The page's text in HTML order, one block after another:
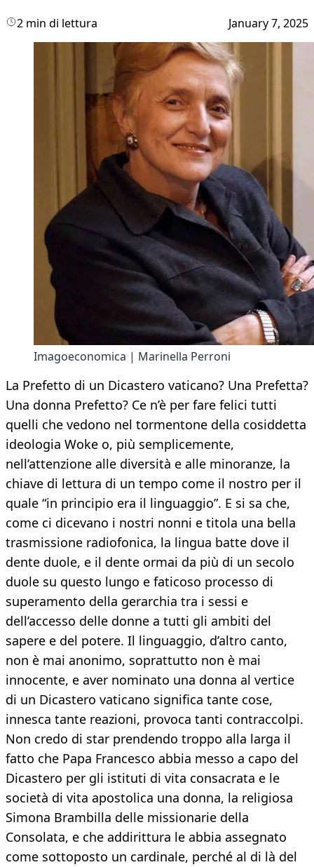
2 min di lettura January 7, 2025
Imagoeconomica | Marinella Perroni
La Prefetto di un Dicastero vaticano? Una Prefetta?
Una donna Prefetto? Ce n’è per fare felici tutti
quelli che vedono nel tormentone della cosiddetta
ideologia Woke o, più semplicemente,
nell’attenzione alle diversità e alle minoranze, la
chiave di lettura di un tempo come il nostro per il
quale “in principio era il linguaggio”. E si sa che,
come ci dicevano i nostri nonni e titola una bella
trasmissione radiofonica, la lingua batte dove il
dente duole, e il dente ormai da più di un secolo
duole su questo lungo e faticoso processo di
superamento della gerarchia tra i sessi e
dell’accesso delle donne a tutti gli ambiti del
sapere e del potere. Il linguaggio, d’altro canto,
non è mai anonimo, soprattutto non è mai
innocente, e aver nominato una donna al vertice
di un Dicastero vaticano significa tante cose,
innesca tante reazioni, provoca tanti contraccolpi.
Non credo di star prendendo troppo alla larga il
fatto che Papa Francesco abbia messo a capo del
Dicastero per gli istituti di vita consacrata e le
società di vita apostolica una donna, la religiosa
Simona Brambilla delle missionarie della
Consolata, e che addirittura le abbia assegnato
come sottoposto un cardinale, perché al di là del